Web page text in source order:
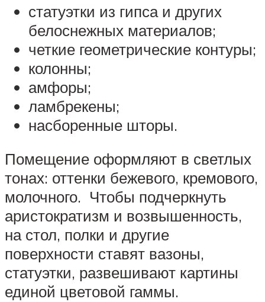
статуэтки из гипса и других
белоснежных материалов;
четкие геометрические контуры;
колонны;
амфоры;
ламбрекены;
насборенные шторы.
Помещение оформляют в светлых
тонах: оттенки бежевого, кремового,
молочного. Чтобы подчеркнуть
аристократизм и возвышенность,
на стол, полки и другие
поверхности ставят вазоны,
статуэтки, развешивают картины
единой цветовой гаммы.